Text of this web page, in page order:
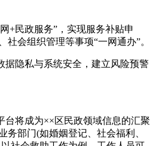
+民政服务”，实现服务补贴申
社会组织管理等事项“一网通办”。
据隐私与系统安全，建立风险预警
台将成为××区民政领域信息的汇聚
务部门(如婚姻登记、社会福利、